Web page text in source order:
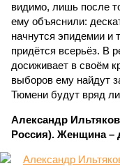
видимо, лишь после
ему объяснили:
начнутся эпидемии и
придётся всерьёз. В
досиживает в своём
выборов ему найдут
Тюмени будут вряд
Александр
Россия). Женщина –